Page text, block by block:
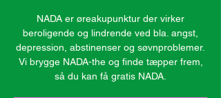
NADA er øreakupunktur der virker
beroligende og lindrende ved bla. angst,
depression, abstinenser og søvnproblemer.
Vi brygge NADA-the og finde tæpper frem,
så du kan få gratis NADA.